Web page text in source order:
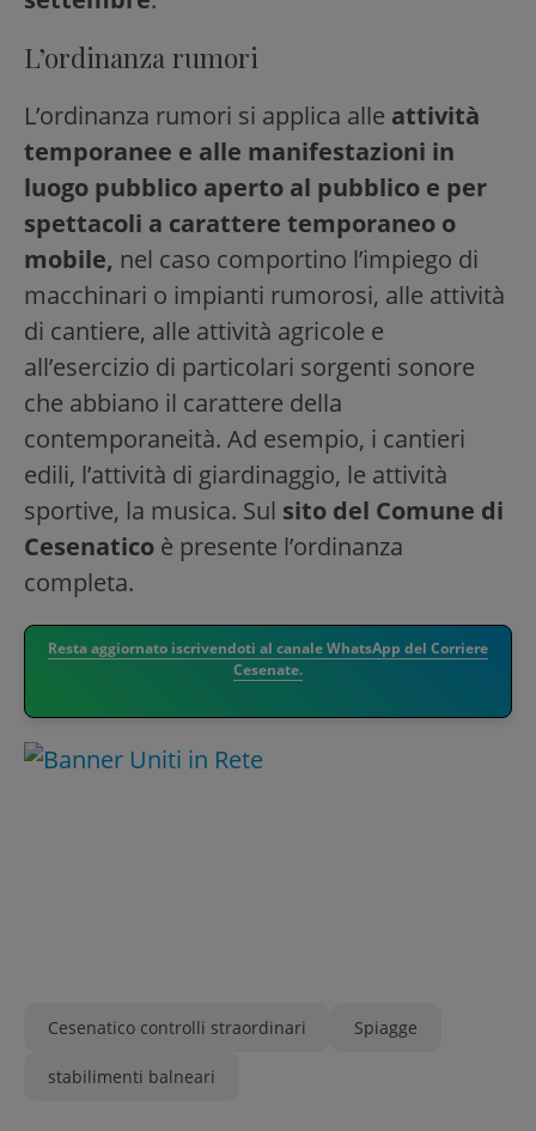
L’ordinanza rumori
L’ordinanza rumori si applica alle attività
temporanee e alle manifestazioni in
luogo pubblico aperto al pubblico e per
spettacoli a carattere temporaneo o
mobile, nel caso comportino l’impiego di
macchinari o impianti rumorosi, alle attività
di cantiere, alle attività agricole e
all’esercizio di particolari sorgenti sonore
che abbiano il carattere della
contemporaneità. Ad esempio, i cantieri
edili, l’attività di giardinaggio, le attività
sportive, la musica. Sul sito del Comune di
Cesenatico è presente l’ordinanza
completa.
Resta aggiornato iscrivendoti al canale WhatsApp del Corriere
Cesenate.
Cesenatico controlli straordinari Spiagge
stabilimenti balneari